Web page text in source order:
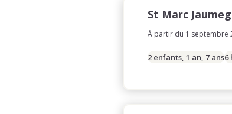
St Marc
À partir du 1 septembre
2 enfants, 1 an, 7 ans6